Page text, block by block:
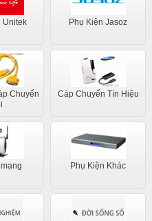
Unitek Phụ Kiện Jasoz
Chuyển
Cáp Chuyển Tín Hiệu
Phụ Kiện Khác